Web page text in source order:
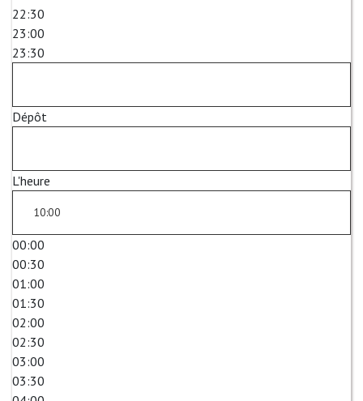
22:30
23:00
23:30
Dépôt
L'heure
00:00
00:30
01:00
01:30
02:00
02:30
03:00
03:30